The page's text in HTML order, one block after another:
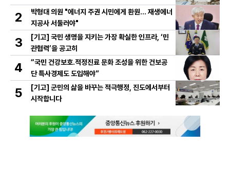
2
박형대 의원 "에너지 주권 시민에게 환원... 재생에너
지공사 서둘러야"
3
[기고] 국민 생명을 지키는 가장 확실한 인프라, ‘민
관협력’을 공고히
4
“국민 건강보호․적정진료 문화 조성을 위한 건보공
단 특사경제도 도입해야”
5
[기고] 군민의 삶을 바꾸는 적극행정, 진도에서부터
시작합니다